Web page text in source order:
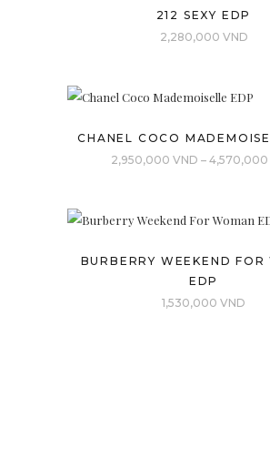
212 SEXY EDP
2,280,000 VND
CHANEL COCO
2,950,000 VND – 4,570,000
BURBERRY WEEKEND FOR
EDP
1,530,000 VND